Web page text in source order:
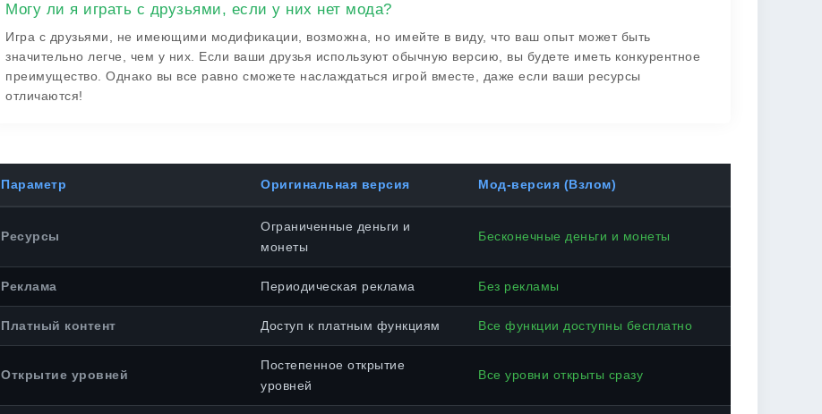
Могу ли я играть с друзьями, если у них нет мода?
Игра с друзьями, не имеющими модификации, возможна, но имейте в виду, что ваш опыт может быть
значительно легче, чем у них. Если ваши друзья используют обычную версию, вы будете иметь конкурентное
преимущество. Однако вы все равно сможете наслаждаться игрой вместе, даже если ваши ресурсы
отличаются!
Параметр Оригинальная версия Мод-версия (Взлом)
Ресурсы
Ограниченные деньги и
монеты
Бесконечные деньги и монеты
Реклама Периодическая реклама Без рекламы
Платный контент Доступ к платным функциям Все функции доступны бесплатно
Открытие уровней
Постепенное открытие
уровней
Все уровни открыты сразу